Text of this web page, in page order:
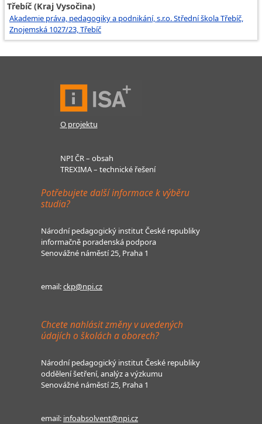
Třebíč (Kraj Vysočina)
Akademie práva, pedagogiky a podnikání, s.r.o. Střední škola Třebíč,
Znojemská 1027/23, Třebíč
O projektu
NPI ČR – obsah
TREXIMA – technické řešení
Potřebujete další informace k výběru
studia?
Národní pedagogický institut České republiky
informačně poradenská podpora
Senovážné náměstí 25, Praha 1
email:ckp@npi.cz
Chcete nahlásit změny v uvedených
údajích o školách a oborech?
Národní pedagogický institut České republiky
oddělení šetření, analýz a výzkumu
Senovážné náměstí 25, Praha 1
email: infoabsolvent@npi.cz